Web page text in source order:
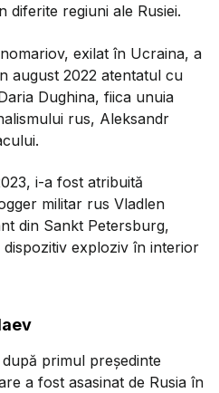
regiuni ale Rusiei.
exilat în Ucraina, a
august 2022 atentatul cu
Dughina, fiica unuia
rus, Aleksandr
i-a fost atribuită
militar rus Vladlen
din Sankt Petersburg,
exploziv în interior
primul preşedinte
a fost asasinat de Rusia în